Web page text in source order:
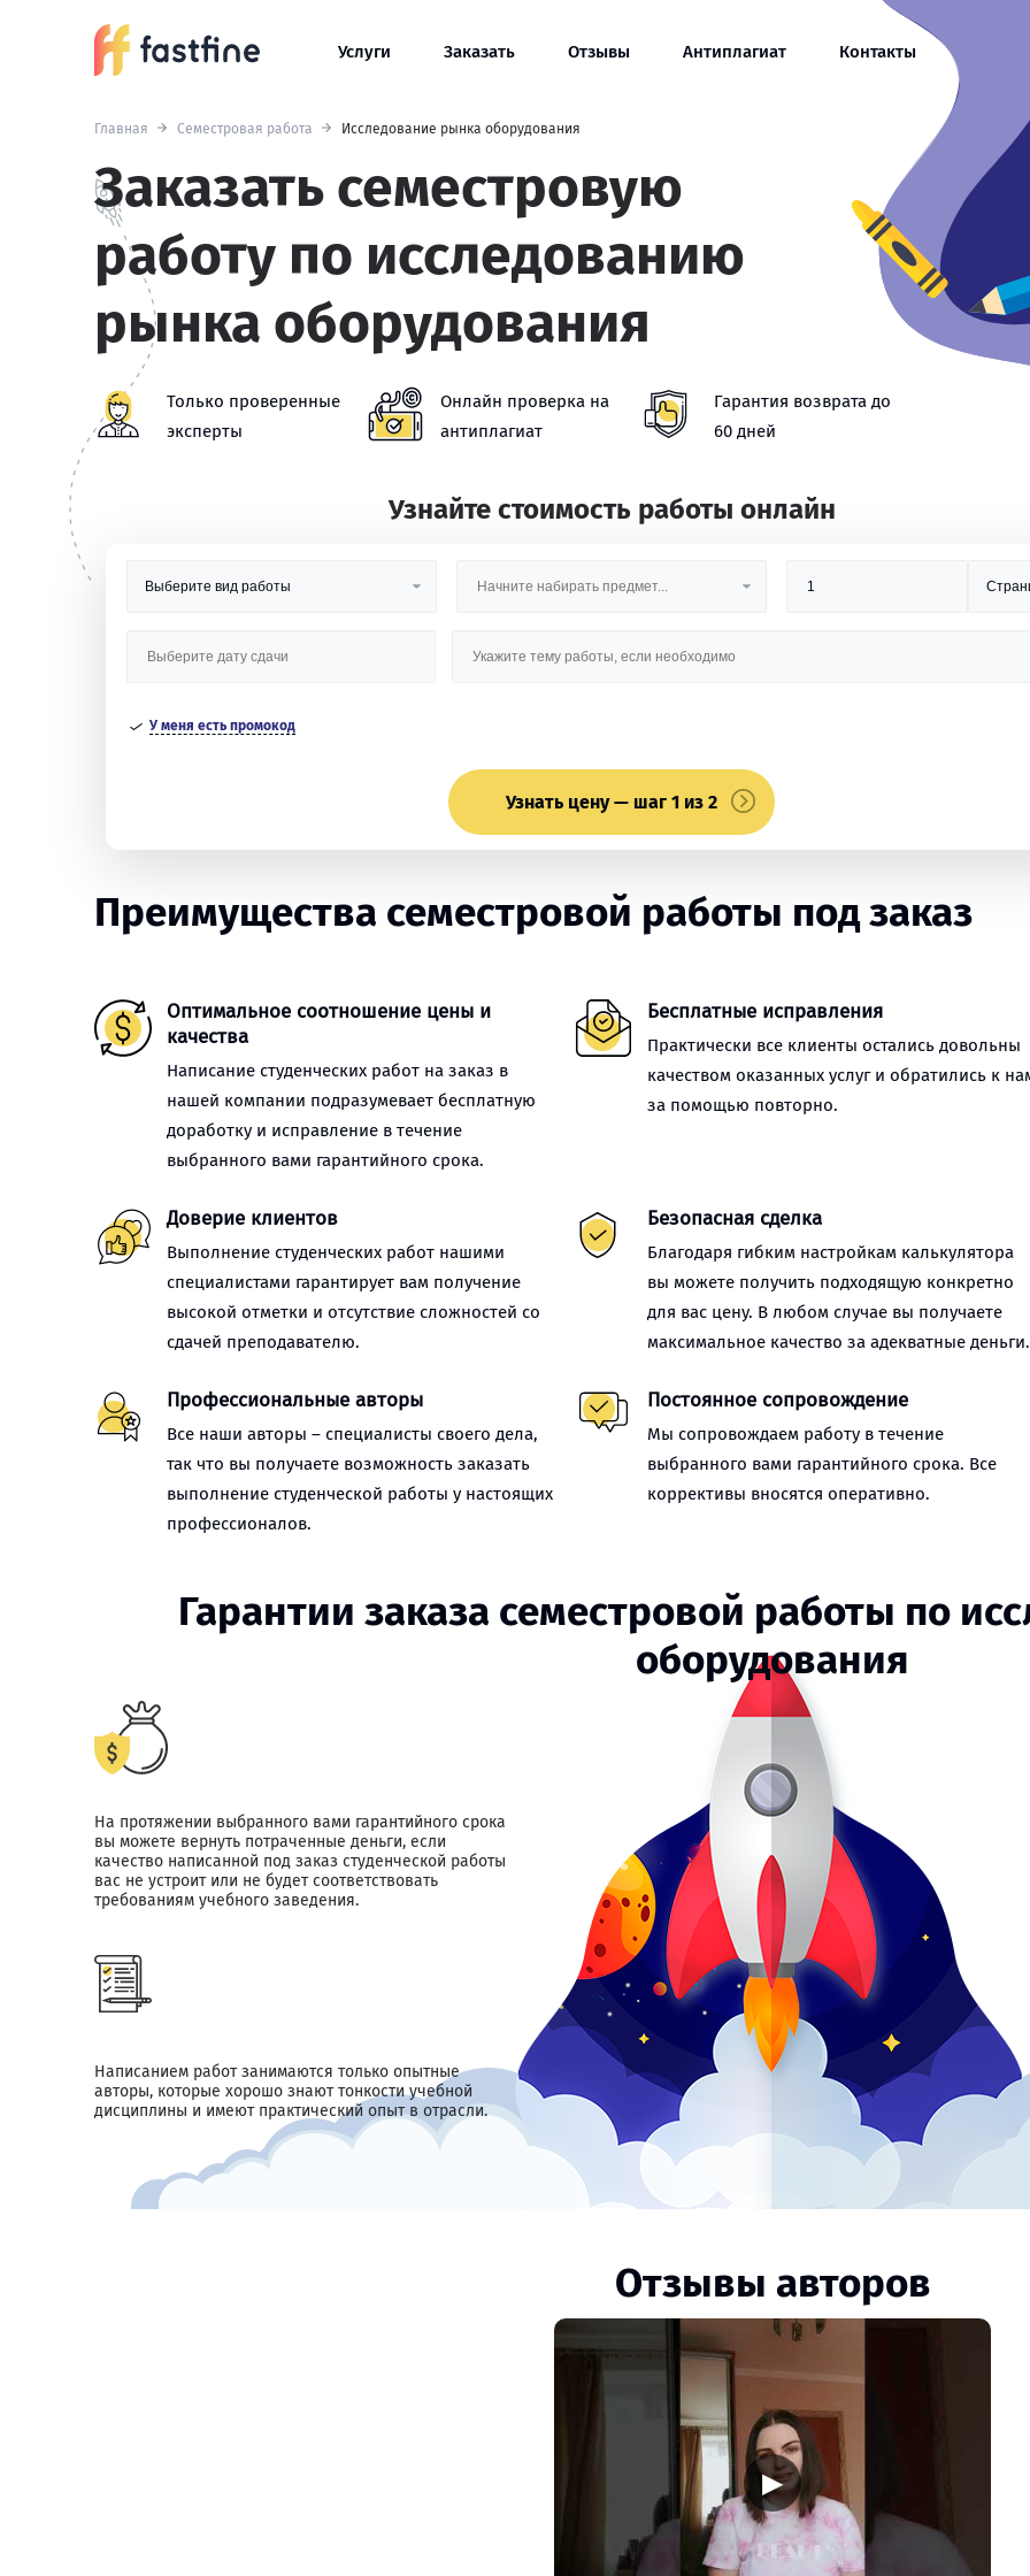
Услуги Заказать Отзывы Антиплагиат Контакты
Главная Семестровая работа Исследование рынка оборудования
Заказать семестровую
работу по исследованию
рынка оборудования
Только проверенные
эксперты
Онлайн проверка на
антиплагиат
Гарантия возврата до
60 дней
Узнайте стоимость работы онлайн
У меня есть промокод
Узнать цену — шаг 1 из 2
Преимущества семестровой работы под заказ
Оптимальное соотношение цены и
качества
Написание студенческих работ на заказ в
нашей компании подразумевает бесплатную
доработку и исправление в течение
выбранного вами гарантийного срока.
Бесплатные исправления
Практически все клиенты остались довольны
качеством оказанных услуг и обратились к
за помощью повторно.
Доверие клиентов
Выполнение студенческих работ нашими
специалистами гарантирует вам получение
высокой отметки и отсутствие сложностей со
сдачей преподавателю.
Безопасная сделка
Благодаря гибким настройкам калькулятора
вы можете получить подходящую конкретно
для вас цену. В любом случае вы получаете
максимальное качество за адекватные деньги.
Профессиональные авторы
Все наши авторы – специалисты своего дела,
так что вы получаете возможность заказать
выполнение студенческой работы у настоящих
профессионалов.
Постоянное сопровождение
Мы сопровождаем работу в течение
выбранного вами гарантийного срока. Все
коррективы вносятся оперативно.
Гарантии заказа семестровой работы по
оборудования
На протяжении выбранного вами гарантийного срока
вы можете вернуть потраченные деньги, если
качество написанной под заказ студенческой работы
вас не устроит или не будет соответствовать
требованиям учебного заведения.
Написанием работ занимаются только опытные
авторы, которые хорошо знают тонкости учебной
дисциплины и имеют практический опыт в отрасли.
Отзывы авторов
▶